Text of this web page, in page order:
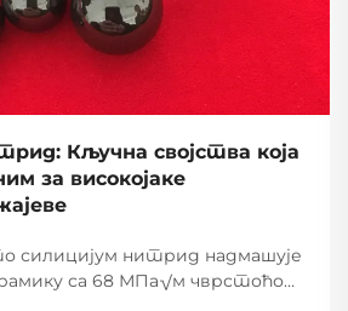
Кључна својства која
за високојаке
силицијум нитрид надмашује
са 68 МПа√м чврстоћом,